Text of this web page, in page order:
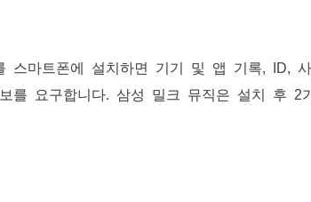
스마트폰에 설치하면 기기 및 앱 기록, ID,
를 요구합니다. 삼성 밀크 뮤직은 설치 후 2